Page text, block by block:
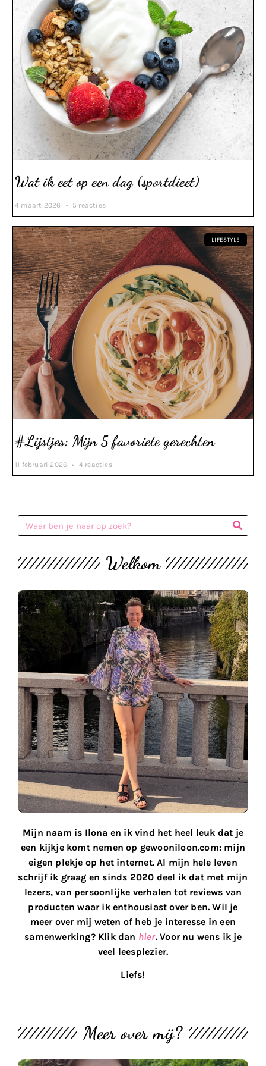
Wat ik eet op een dag (sportdieet)
4 maart 2026 5 reacties
LIFESTYLE
#Lijstjes: Mijn 5 favoriete gerechten
11 februari 2026 4 reacties
Welkom
Mijn naam is Ilona en ik vind het heel leuk dat je
een kijkje komt nemen op gewooniloon.com: mijn
eigen plekje op het internet. Al mijn hele leven
schrijf ik graag en sinds 2020 deel ik dat met mijn
lezers, van persoonlijke verhalen tot reviews van
producten waar ik enthousiast over ben. Wil je
meer over mij weten of heb je interesse in een
samenwerking? Klik dan hier. Voor nu wens ik je
veel leesplezier.
Liefs!
Meer over mij?